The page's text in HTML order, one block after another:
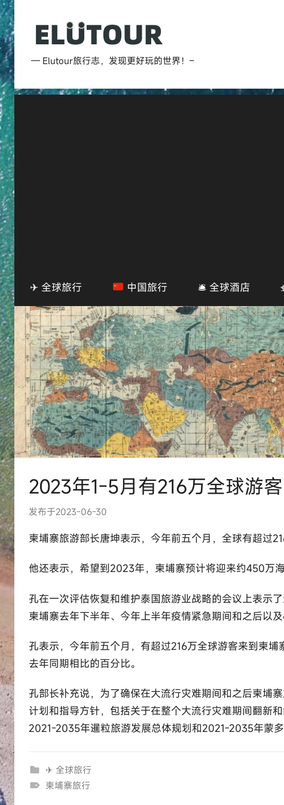
跳
至
内
Elutour
旅
— Elutour旅行志，发现更好玩的世界！–
✈ 全球旅行 中国旅行 🛎 全球酒店
2023年1-5月有216万全球游
发布于2023-06-30
:
l
t
o
r
c
m
柬埔寨旅游部长唐坤表示，今年前五个月，全球有超过
他还表示，希望到2023年，柬埔寨预计将迎来约450万
孔在一次评估恢复和维护泰国旅游业战略的会议上表示了
柬埔寨去年下半年、今年上半年疫情紧急期间和之后以
孔表示，今年前五个月，有超过216万全球游客来到柬
去年同期相比的百分比。
孔部长补充说，为了确保在大流行灾难期间和之后柬埔
计划和指导方针，包括关于在整个大流行灾难期间翻新
2021-2035年暹粒旅游发展总体规划和2021-2035年蒙多
✈ 全球旅行
柬埔寨旅行